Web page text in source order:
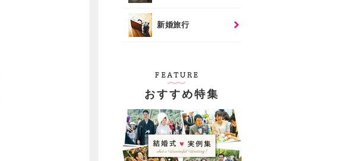
新婚旅行
おすすめ特集